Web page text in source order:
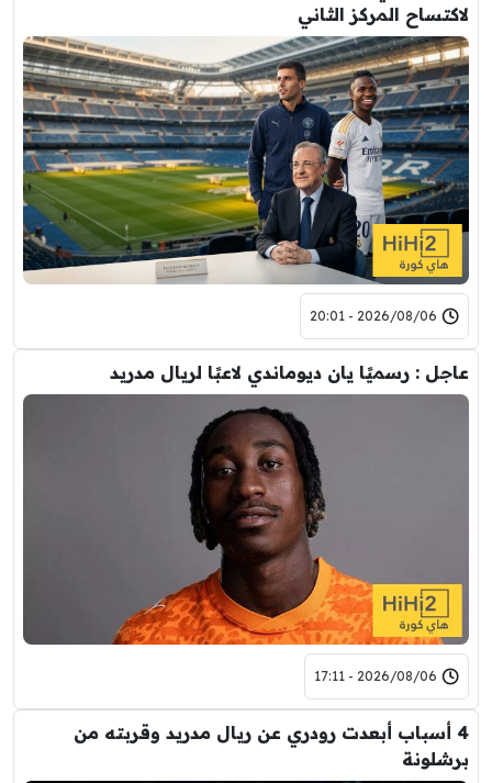
لاكتساح المركز الثاني
2026/08/06 - 20:01
عاجل : رسميًا يان ديوماندي لاعبًا لريال مدريد
2026/08/06 - 17:11
4 أسباب أبعدت رودري عن ريال مدريد وقربته من
برشلونة